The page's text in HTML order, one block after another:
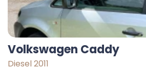
Volkswagen Caddy
Diesel 2011